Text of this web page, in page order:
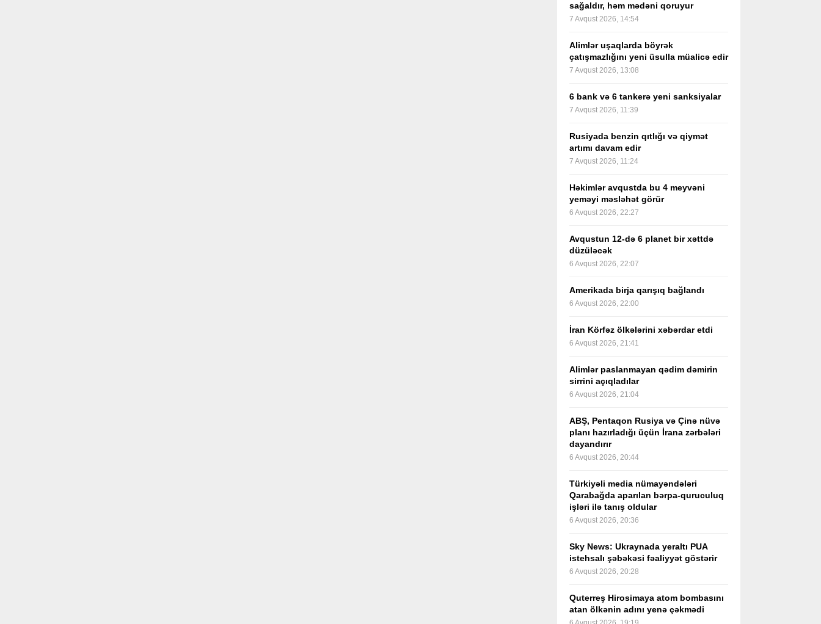
sağaldır, həm mədəni qoruyur
7 Avqust 2026, 14:54
Alimlər uşaqlarda böyrək
çatışmazlığını yeni üsulla müalicə edir
7 Avqust 2026, 13:08
6 bank və 6 tankerə yeni sanksiyalar
7 Avqust 2026, 11:39
Rusiyada benzin qıtlığı və qiymət
artımı davam edir
7 Avqust 2026, 11:24
Həkimlər avqustda bu 4 meyvəni
yeməyi məsləhət görür
6 Avqust 2026, 22:27
Avqustun 12-də 6 planet bir xəttdə
düzüləcək
6 Avqust 2026, 22:07
Amerikada birja qarışıq bağlandı
6 Avqust 2026, 22:00
İran Körfəz ölkələrini xəbərdar etdi
6 Avqust 2026, 21:41
Alimlər paslanmayan qədim dəmirin
sirrini açıqladılar
6 Avqust 2026, 21:04
ABŞ, Pentaqon Rusiya və Çinə nüvə
planı hazırladığı üçün İrana zərbələri
dayandırır
6 Avqust 2026, 20:44
Türkiyəli media nümayəndələri
Qarabağda aparılan bərpa-quruculuq
işləri ilə tanış oldular
6 Avqust 2026, 20:36
Sky News: Ukraynada yeraltı PUA
istehsalı şəbəkəsi fəaliyyət göstərir
6 Avqust 2026, 20:28
Quterreş Hirosimaya atom bombasını
atan ölkənin adını yenə çəkmədi